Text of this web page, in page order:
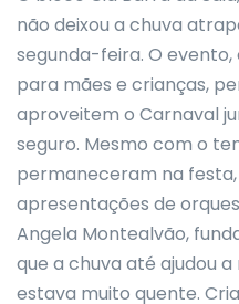
não deixou a chuva
segunda-feira. O
para mães e crianças,
aproveitem o Carnaval
seguro. Mesmo com o
permaneceram na
apresentações de
Angela Montealvão,
que a chuva até ajudou
estava muito quente.